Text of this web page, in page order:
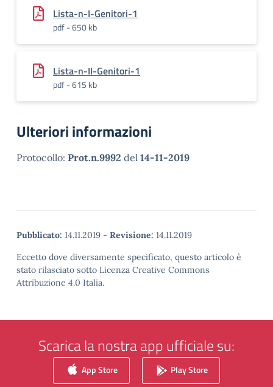
Lista-n-I-Genitori-1
pdf - 650 kb
Lista-n-II-Genitori-1
pdf - 615 kb
Ulteriori informazioni
Protocollo: Prot.n.9992 del 14-11-2019
Pubblicato: 14.11.2019 - Revisione: 14.11.2019
Eccetto dove diversamente specificato, questo articolo è
stato rilasciato sotto Licenza Creative Commons
Attribuzione 4.0 Italia.
Scarica la nostra app ufficiale su:
App Store Play Store